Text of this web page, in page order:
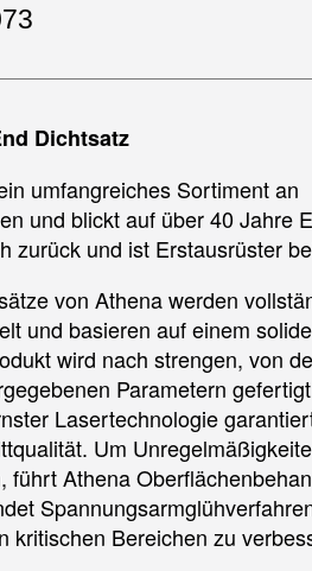
Dichtsatz
umfangreiches Sortiment an
und blickt auf über 40 Jahre
zurück und ist Erstausrüster
von Athena werden
und basieren auf einem
wird nach strengen, von
Parametern
Lasertechnologie
Um
führt Athena
kritischen Bereichen zu